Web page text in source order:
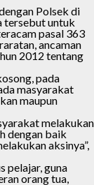
Polsek di
tersebut untuk
pasal 363
ancaman
2012 tentang
pada
masyarakat
maupun
melakukan
dengan baik
aksinya”,
pelajar, guna
orang tua,